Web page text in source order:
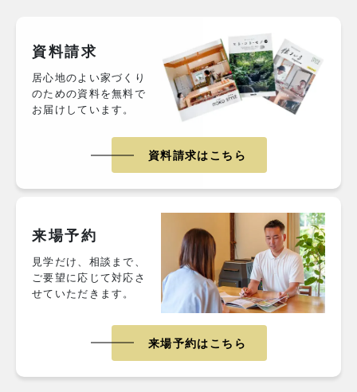
資料請求
居心地のよい家づくり
のための資料を無料で
お届けしています。
資料請求はこちら
来場予約
見学だけ、相談まで、
ご要望に応じて対応さ
せていただきます。
来場予約はこちら